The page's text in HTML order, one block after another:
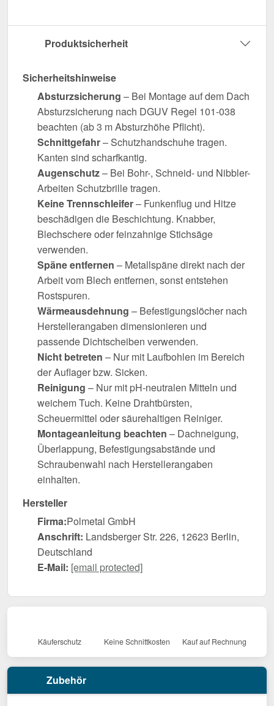
Produktsicherheit
Sicherheitshinweise
Absturzsicherung – Bei Montage auf dem Dach
Absturzsicherung nach DGUV Regel 101-038
beachten (ab 3 m Absturzhöhe Pflicht).
Schnittgefahr– Schutzhandschuhe tragen.
Kanten sind scharfkantig.
Augenschutz– Bei Bohr-, Schneid- und Nibbler-
Arbeiten Schutzbrille tragen.
Keine Trennschleifer– Funkenflug und Hitze
beschädigen die Beschichtung. Knabber,
Blechschere oder feinzahnige Stichsäge
verwenden.
Späne entfernen – Metallspäne direkt nach der
Arbeit vom Blech entfernen, sonst entstehen
Rostspuren.
Wärmeausdehnung – Befestigungslöcher nach
Herstellerangaben dimensionieren und
passende Dichtscheiben verwenden.
Nicht betreten – Nur mit Laufbohlen im Bereich
der Auflager bzw. Sicken.
Reinigung – Nur mit pH-neutralen Mitteln und
weichem Tuch. Keine Drahtbürsten,
Scheuermittel oder säurehaltigen Reiniger.
Montageanleitung beachten – Dachneigung,
Überlappung, Befestigungsabstände und
Schraubenwahl nach Herstellerangaben
einhalten.
Hersteller
Firma:Polmetal GmbH
Anschrift: Landsberger Str. 226, 12623 Berlin,
Deutschland
E-Mail: [email protected]
Käuferschutz Keine Schnittkosten Kauf auf Rechnung
Zubehör